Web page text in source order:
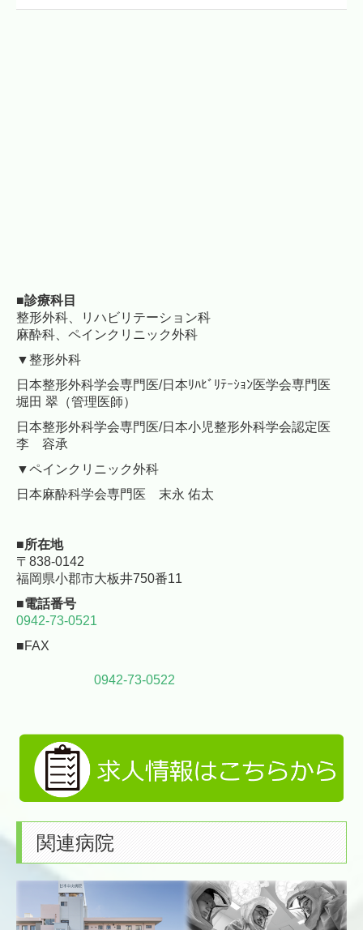
■診療科目
整形外科、リハビリテーション科
麻酔科、ペインクリニック外科
▼整形外科
日本整形外科学会専門医/日本ﾘﾊﾋﾞﾘﾃｰｼｮﾝ医学会専門医
堀田 翠（管理医師）
日本整形外科学会専門医/日本小児整形外科学会認定医
李 容承
▼ペインクリニック外科
日本麻酔科学会専門医 末永 佑太
■所在地
〒838-0142
福岡県小郡市大板井750番11
■電話番号
0942-73-0521
■FAX
0942-73-0522
関連病院